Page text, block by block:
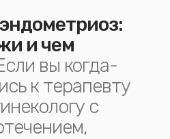
и чем
вы когда-
к терапевту
с